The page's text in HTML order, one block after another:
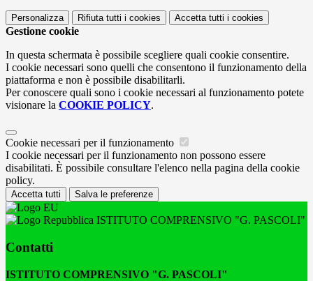
Personalizza Rifiuta tutti i cookies Accetta tutti i cookies
Gestione cookie
In questa schermata è possibile scegliere quali cookie consentire.
I cookie necessari sono quelli che consentono il funzionamento della
piattaforma e non è possibile disabilitarli.
Per conoscere quali sono i cookie necessari al funzionamento potete
visionare la COOKIE POLICY.
Cookie necessari per il funzionamento
I cookie necessari per il funzionamento non possono essere
disabilitati. È possibile consultare l'elenco nella pagina della cookie
policy.
Accetta tutti Salva le preferenze
ISTITUTO COMPRENSIVO "G. PASCOLI"
Contatti
ISTITUTO COMPRENSIVO "G. PASCOLI"